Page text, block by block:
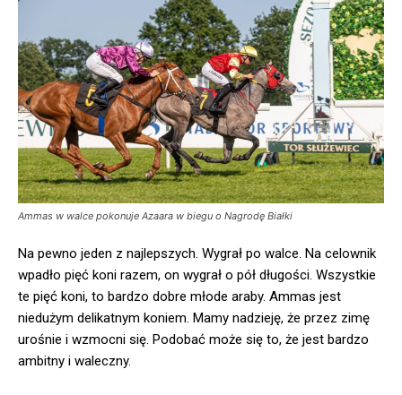
Ammas w walce pokonuje Azaara w biegu o Nagrodę Białki
Na pewno jeden z najlepszych. Wygrał po walce. Na celownik
wpadło pięć koni razem, on wygrał o pół długości. Wszystkie
te pięć koni, to bardzo dobre młode araby. Ammas jest
niedużym delikatnym koniem. Mamy nadzieję, że przez zimę
urośnie i wzmocni się. Podobać może się to, że jest bardzo
ambitny i waleczny.